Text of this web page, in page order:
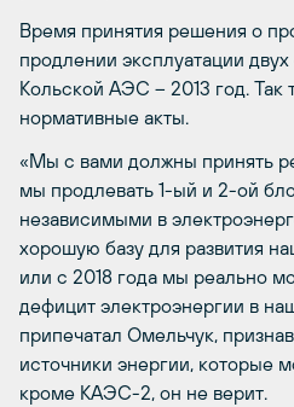
Время принятия решения о
продлении эксплуатации
Кольской АЭС – 2013 год. Так
нормативные акты.
«Мы с вами должны принять
мы продлевать 1-ый и 2-ой
независимыми в
хорошую базу для развития
или с 2018 года мы реально
дефицит электроэнергии в
припечатал Омельчук,
источники энергии, которые
кроме КАЭС-2, он не верит.